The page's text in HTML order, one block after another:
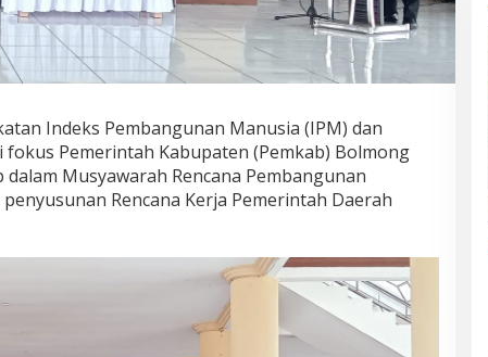
Indeks Pembangunan Manusia (IPM) dan
Pemerintah Kabupaten (Pemkab) Bolmong
Musyawarah Rencana Pembangunan
Rencana Kerja Pemerintah Daerah